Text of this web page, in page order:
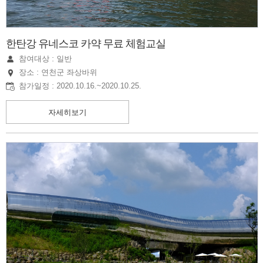
한탄강 유네스코 카약 무료 체험교실
참여대상 : 일반
장소 : 연천군 좌상바위
참가일정 : 2020.10.16.~2020.10.25.
자세히보기